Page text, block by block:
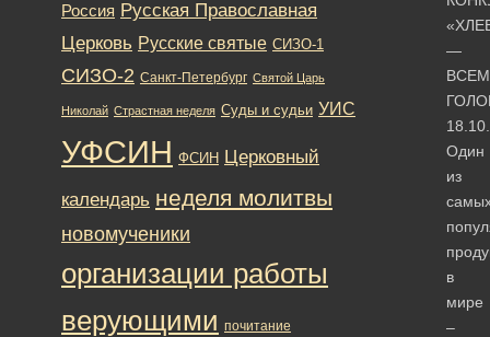
—
Один
из
в
мире
–
Россия Русская Православная
Церковь Русские святые СИЗО-1
СИЗО-2 Санкт-Петербург Святой Царь
Николай Страстная неделя Суды и судьи УИС
УФСИН ФСИН Церковный
календарь неделя молитвы
новомученики
организации работы
верующими почитание